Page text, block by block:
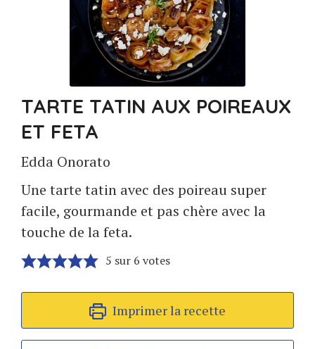
TARTE TATIN AUX POIREAUX
ET FETA
Edda Onorato
Une tarte tatin avec des poireau super
facile, gourmande et pas chère avec la
touche de la feta.
5 sur 6 votes
Imprimer la recette